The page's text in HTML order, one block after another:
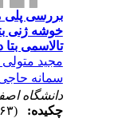
خوشه ژنی
تالاسمی
مجید متولی
سمانه
دانشگاه
چکیده: